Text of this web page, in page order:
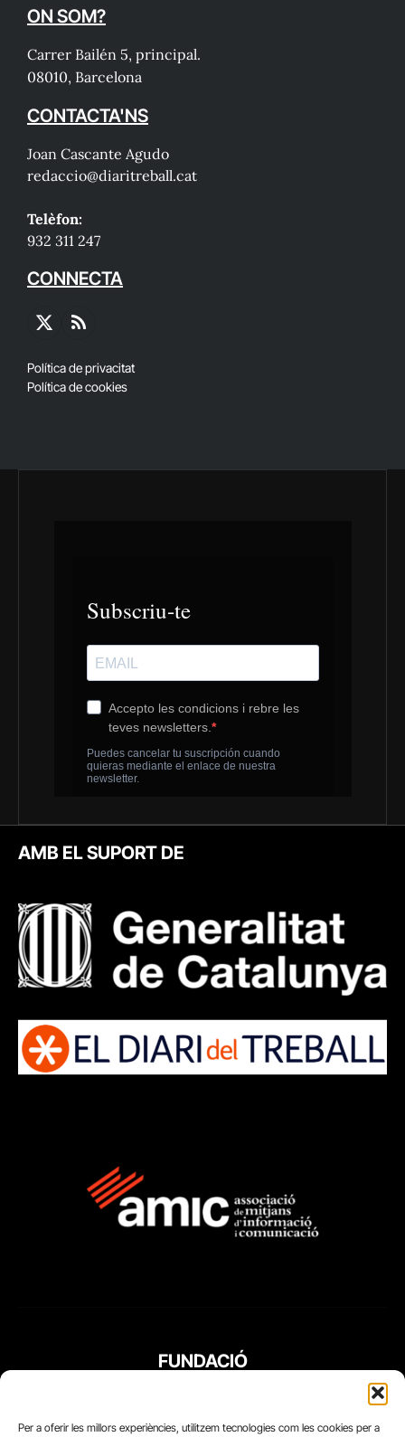
Per a oferir les millors experiències, utilitzem tecnologies com les cookies per a
ON SOM?
Carrer Bailén 5, principal.
08010, Barcelona
CONTACTA'NS
Joan Cascante Agudo
redaccio@diaritreball.cat
Telèfon:
932 311 247
CONNECTA
X
RSS
Política de privacitat
Política de cookies
AMB EL SUPORT DE
FUNDACIÓ